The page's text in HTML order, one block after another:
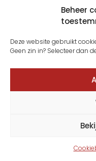
Beheer
Deze website gebruikt
Geen zin in? Selecteer dan